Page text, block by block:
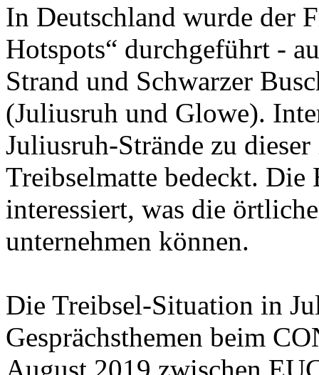
In Deutschland wurde der
Hotspots“ durchgeführt -
Strand und Schwarzer
(Juliusruh und Glowe).
Juliusruh-Strände zu
Treibselmatte bedeckt. Die
interessiert, was die
unternehmen können.
Die Treibsel-Situation in
Gesprächsthemen beim
August 2019 zwischen